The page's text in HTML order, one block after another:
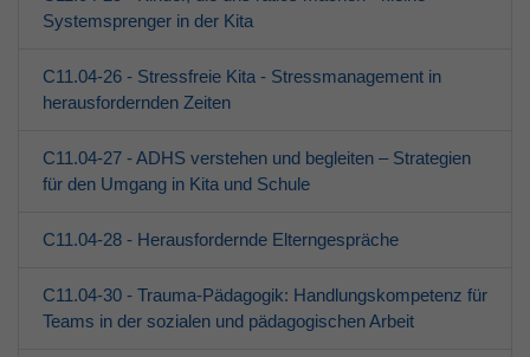
Systemsprenger in der Kita
C11.04-26 - Stressfreie Kita - Stressmanagement in
herausfordernden Zeiten
C11.04-27 - ADHS verstehen und begleiten – Strategien
für den Umgang in Kita und Schule
C11.04-28 - Herausfordernde Elterngespräche
C11.04-30 - Trauma-Pädagogik: Handlungskompetenz für
Teams in der sozialen und pädagogischen Arbeit